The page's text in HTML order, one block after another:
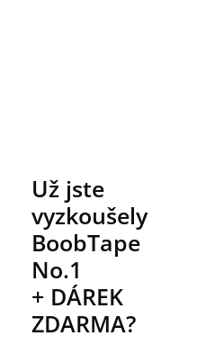
Už jste
vyzkoušely
BoobTape
No.1
+ DÁREK
ZDARMA?